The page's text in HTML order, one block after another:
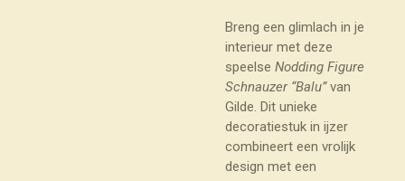
Breng een glimlach in je
interieur met deze
speelse Nodding Figure
Schnauzer “Balu”van
Gilde. Dit unieke
decoratiestuk in ijzer
combineert een vrolijk
design met een